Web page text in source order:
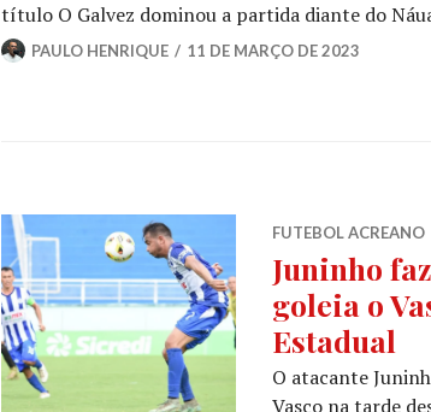
título O Galvez dominou a partida diante do
PAULO HENRIQUE 11 DE MARÇO DE 2023
FUTEBOL ACREANO
Juninho
goleia o
Estadual
O atacante
Vasco na tarde